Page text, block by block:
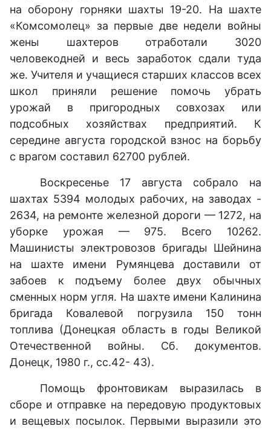
на оборону горняки шахты 19-20. На шахте
«Комсомолец» за первые две недели войны
жены шахтеров отработали 3020
человекодней и весь заработок сдали туда
же. Учителя и учащиеся старших классов всех
школ приняли решение помочь убрать
урожай в пригородных совхозах или
подсобных хозяйствах предприятий. К
середине августа городской взнос на борьбу
с врагом составил 62700 рублей.
Воскресенье 17 августа собрало на
шахтах 5394 молодых рабочих, на заводах -
2634, на ремонте железной дороги — 1272, на
уборке урожая — 975. Всего 10262.
Машинисты электровозов бригады Шейнина
на шахте имени Румянцева доставили от
забоев к подъему более двух обычных
сменных норм угля. На шахте имени Калинина
бригада Ковалевой погрузила 150 тонн
топлива (Донецкая область в годы Великой
Отечественной войны. Сб. документов.
Донецк, 1980 г., сс.42- 43).
Помощь фронтовикам выразилась в
сборе и отправке на передовую продуктовых
и вещевых посылок. Первыми выразили это